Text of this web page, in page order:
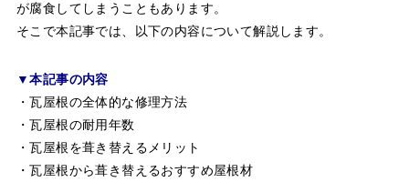
が腐食してしまうこともあります。
そこで本記事では、以下の内容について解説します。
▼本記事の内容
・瓦屋根の全体的な修理方法
・瓦屋根の耐用年数
・瓦屋根を葺き替えるメリット
・瓦屋根から葺き替えるおすすめ屋根材